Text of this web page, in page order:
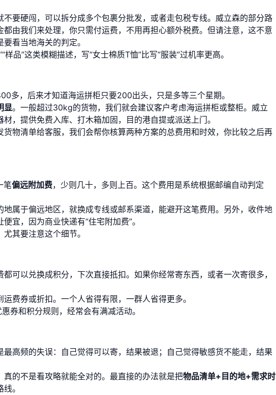
要硬闯，可以拆分成多个包裹分批发，或者走包税专线。威立森的部分路
都由我们来处理，你只需付运费，不用再担心额外税费。但请注意，这不意
看当地海关的判定。
品”这类模糊描述，写“女士棉质T恤”比写“服装”过机率更高。
多，后来才知道海运拼柜只要200出头，只是多等三个星期。
显。一般超过30kg的货物，我们就会建议客户考虑海运拼柜或整柜。威立
，提供免费入库、打木箱加固，目的港自提或派送上门。
物清单给客服，我们会帮你核算两种方案的总费用和时效，你比较之后再
笔偏远附加费，少则几十，多则上百。这个费用是系统根据邮编自动判定
属于偏远地区，就换成专线或邮系渠道，能避开这笔费用。另外，收件地
宜，因为商业快递有“住宅附加费”。
其要注意这个细节。
可以兑换成积分，下次直接抵扣。如果你经常寄东西，或者一次寄很多，
费券或折扣。一个人省得有限，一群人省得更多。
券和积分规则，经常会有满减活动。
高频的失误：自己觉得可以寄，结果被退；自己觉得敏感货不能走，结果
的不是看攻略就能全对的。最直接的办法就是把物品清单+目的地+需求时
。